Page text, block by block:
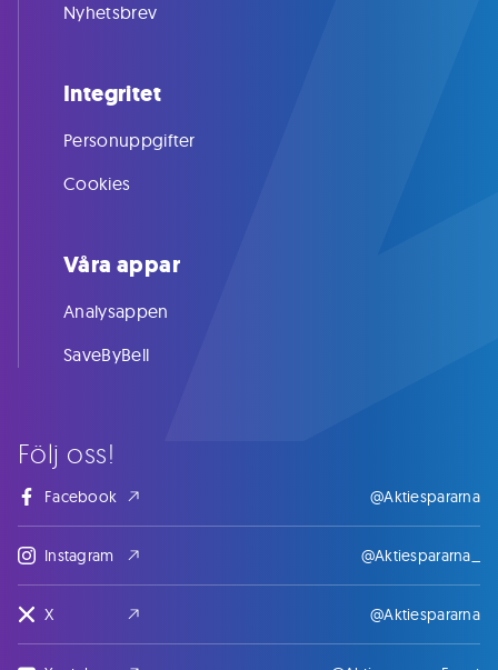
Följ oss!
Facebook @Aktiespararna
Instagram @Aktiespararna_
X @Aktiespararna
Nyhetsbrev
Integritet
Personuppgifter
Cookies
Våra appar
Analysappen
SaveByBell